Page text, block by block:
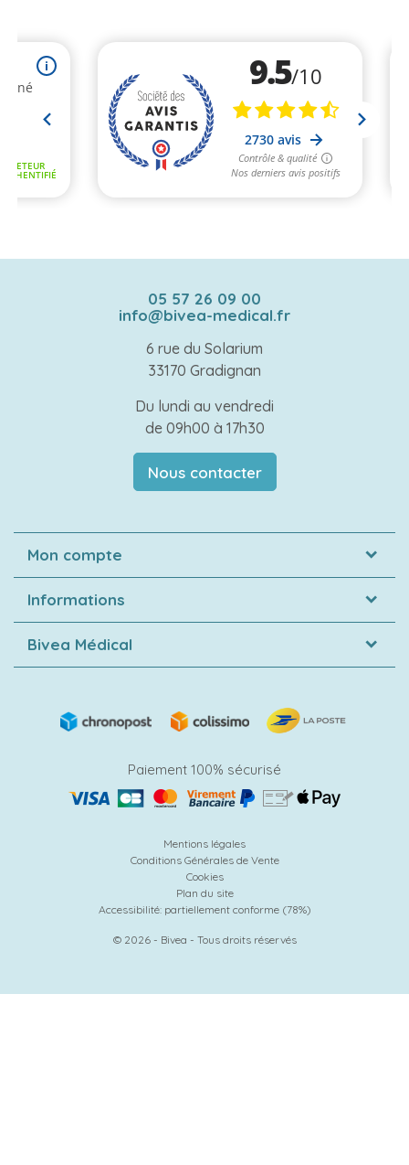
05 57 26 09 00
info@bivea-medical.fr
6 rue du Solarium
33170 Gradignan
Du lundi au vendredi
de 09h00 à 17h30
Nous contacter
Mon compte
Informations
Bivea Médical
Paiement 100% sécurisé
Mentions légales
Conditions Générales de Vente
Cookies
Plan du site
Accessibilité: partiellement conforme (78%)
© 2026 - Bivea - Tous droits réservés